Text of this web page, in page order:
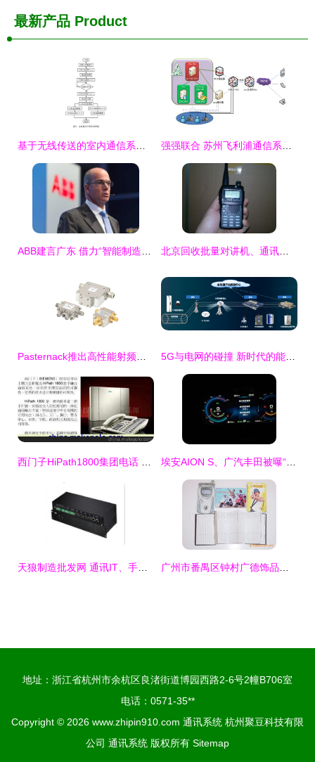
最新产品 Product
地址：浙江省杭州市余杭区良渚街道博园西路2-6号2幢B706室
电话：0571-35**
Copyright © 2026 www.zhipin910.com 通讯系统 杭州聚豆科技有限
公司 通讯系统 版权所有 Sitemap